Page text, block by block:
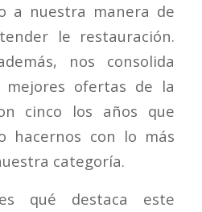
a nuestra manera de
le restauración.
nos consolida
ofertas de la
cinco los años que
hacernos con lo más
categoría.
qué destaca este